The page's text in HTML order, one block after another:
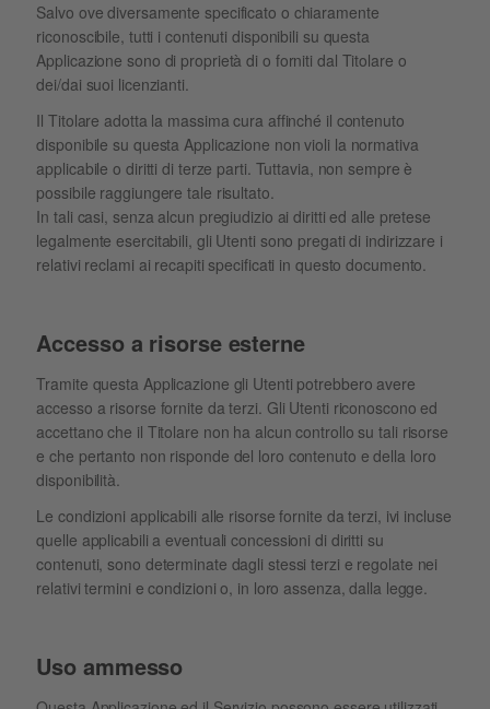
Salvo ove diversamente specificato o chiaramente
riconoscibile, tutti i contenuti disponibili su questa
Applicazione sono di proprietà di o forniti dal Titolare o
dei/dai suoi licenzianti.
Il Titolare adotta la massima cura affinché il contenuto
disponibile su questa Applicazione non violi la normativa
applicabile o diritti di terze parti. Tuttavia, non sempre è
possibile raggiungere tale risultato.
In tali casi, senza alcun pregiudizio ai diritti ed alle pretese
legalmente esercitabili, gli Utenti sono pregati di indirizzare i
relativi reclami ai recapiti specificati in questo documento.
Accesso a risorse esterne
Tramite questa Applicazione gli Utenti potrebbero avere
accesso a risorse fornite da terzi. Gli Utenti riconoscono ed
accettano che il Titolare non ha alcun controllo su tali risorse
e che pertanto non risponde del loro contenuto e della loro
disponibilità.
Le condizioni applicabili alle risorse fornite da terzi, ivi incluse
quelle applicabili a eventuali concessioni di diritti su
contenuti, sono determinate dagli stessi terzi e regolate nei
relativi termini e condizioni o, in loro assenza, dalla legge.
Uso ammesso